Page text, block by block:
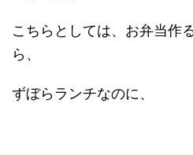
こちらとしては、お弁当作
ら、
ずぼらランチなのに、